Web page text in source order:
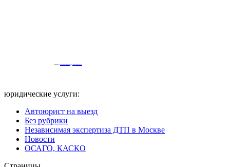
Powered by embedgooglemaps EN& iamsterdamcard.it
юридические услуги:
Автоюрист на выезд
Без рубрики
Независимая экспертиза ДТП в Москве
Новости
ОСАГО, КАСКО